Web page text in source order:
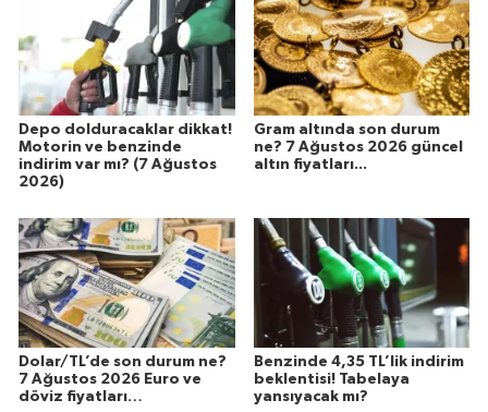
Depo dolduracaklar dikkat!
Motorin ve benzinde
indirim var mı? (7 Ağustos
2026)
Gram altında son durum
ne? 7 Ağustos 2026 güncel
altın fiyatları...
Dolar/TL’de son durum ne?
7 Ağustos 2026 Euro ve
döviz fiyatları…
Benzinde 4,35 TL’lik indirim
beklentisi! Tabelaya
yansıyacak mı?